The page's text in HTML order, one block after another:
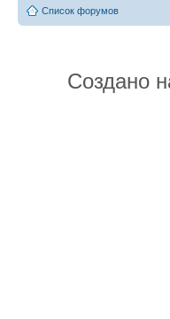
Список форумов
Создано